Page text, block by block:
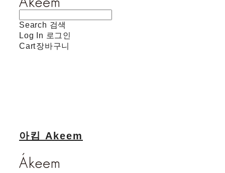
Search 검색
Log In 로그인
Cart장바구니
아킴 Akeem